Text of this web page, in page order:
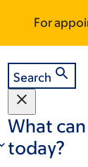
For
Search
What
today?